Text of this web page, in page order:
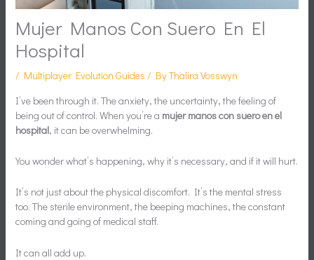
Mujer Manos Con Suero En El
Hospital
/ Multiplayer Evolution Guides / ByThalira Vosswyn
I’ve been through it. The anxiety, the uncertainty, the feeling of
being out of control. When you’re a mujer manos con suero en el
hospital, it can be overwhelming.
You wonder what’s happening, why it’s necessary, and if it will hurt.
It’s not just about the physical discomfort. It’s the mental stress
too. The sterile environment, the beeping machines, the constant
coming and going of medical staff.
It can all add up.